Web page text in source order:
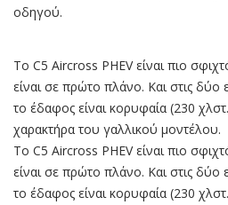
οδηγού.
Το C5 Aircross PHEV είναι πιο
είναι σε πρώτο πλάνο. Και στις
το έδαφος είναι κορυφαία (230
χαρακτήρα του γαλλικού μοντέλου.
Το C5 Aircross PHEV είναι πιο
είναι σε πρώτο πλάνο. Και στις
το έδαφος είναι κορυφαία (230